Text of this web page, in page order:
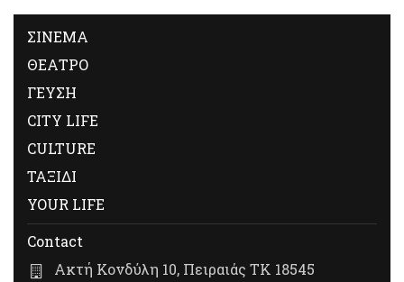
ΣΙΝΕΜΑ
ΘΕΑΤΡΟ
ΓΕΥΣΗ
CITY LIFE
CULTURE
ΤΑΞΙΔΙ
YOUR LIFE
Contact
Ακτή Κονδύλη 10, Πειραιάς ΤΚ 18545